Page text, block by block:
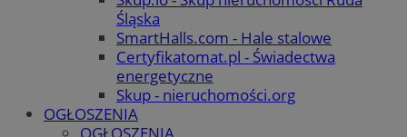
Śląska
SmartHalls.com - Hale stalowe
Certyfikatomat.pl - Świadectwa
energetyczne
Skup - nieruchomości.org
OGŁOSZENIA